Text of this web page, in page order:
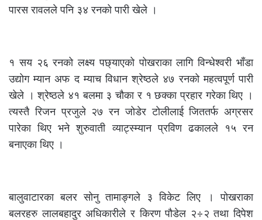
पारस रावलले पनि ३४ रनको पारी खेले ।
१ सय २६ रनको लक्ष्य पछ्याएको पोखराका लागि विन्धेश्वरी भाँडा
उद्योग म्यान अफ द म्याच विधान श्रेष्ठले ४७ रनको महत्वपूर्ण पारी
खेले । श्रेष्ठले ४१ बलमा ३ चौका र १ छक्का प्रहार गरेका थिए ।
त्यस्तै रिजन प्रजुले २७ रन जोडेर टोलीलाई जिततर्फ अग्रसर
पारेका थिए भने शुरुवाती व्याट्स्म्यान प्रविण ढकालले १५ रन
बनाएका थिए ।
बालुवाटारका बलर सोनु तामाङ्गले ३ विकेट लिए । पोखराका
बलरहरु लालबहादुर अधिकारीले र किरण पौडेल २÷२ तथा दिपेश